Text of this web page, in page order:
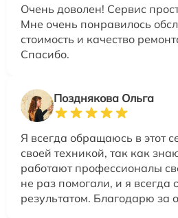
Очень доволен! Сервис
Мне очень понравилось
стоимость и качество
Спасибо.
Позднякова Ольга
Я всегда обращаюсь в этот
своей техникой, так как
работают профессионалы
не раз помогали, и я всегда
результатом. Благодарю за